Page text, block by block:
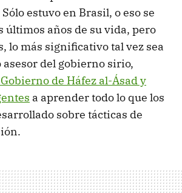
estuvo en Brasil, o eso se
últimos años de su vida, pero
lo más significativo tal vez sea
asesor del gobierno sirio,
de Háfez al-Ásad y
a aprender todo lo que los
sobre tácticas de